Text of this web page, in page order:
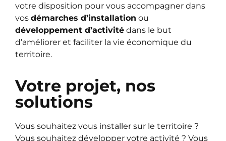
votre disposition pour vous accompagner dans
vos démarches d’installation ou
développement d’activité dans le but
d’améliorer et faciliter la vie économique du
territoire.
Votre projet, nos
solutions
Vous souhaitez vous installer sur le territoire ?
Vous souhaitez développer votre activité ? Vous